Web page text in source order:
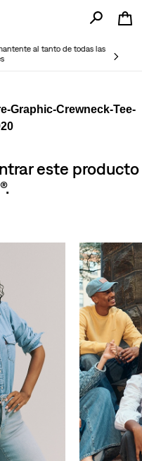
al tanto de todas las
Graphic-Crewneck-Tee-
este producto